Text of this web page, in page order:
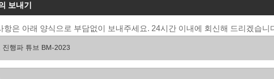
보내기
항은 아래 양식으로 부담없이 보내주세요. 24시간 이내에 회신해 드리겠습니